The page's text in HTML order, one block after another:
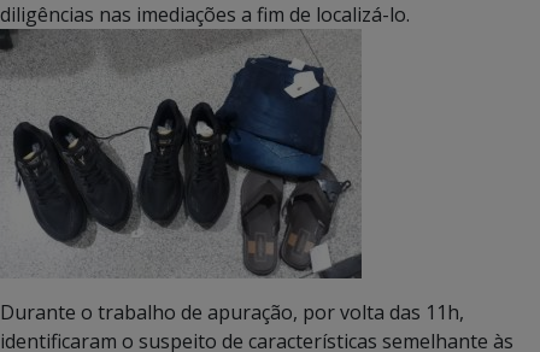
diligências nas imediações a fim de localizá-lo.
Durante o trabalho de apuração, por volta das 11h,
identificaram o suspeito de características semelhante às